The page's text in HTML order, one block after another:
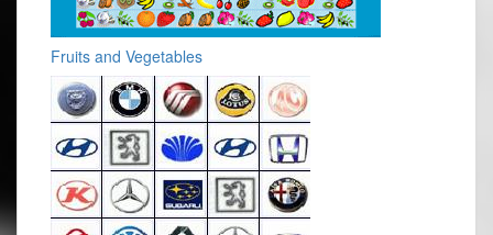
Fruits and Vegetables